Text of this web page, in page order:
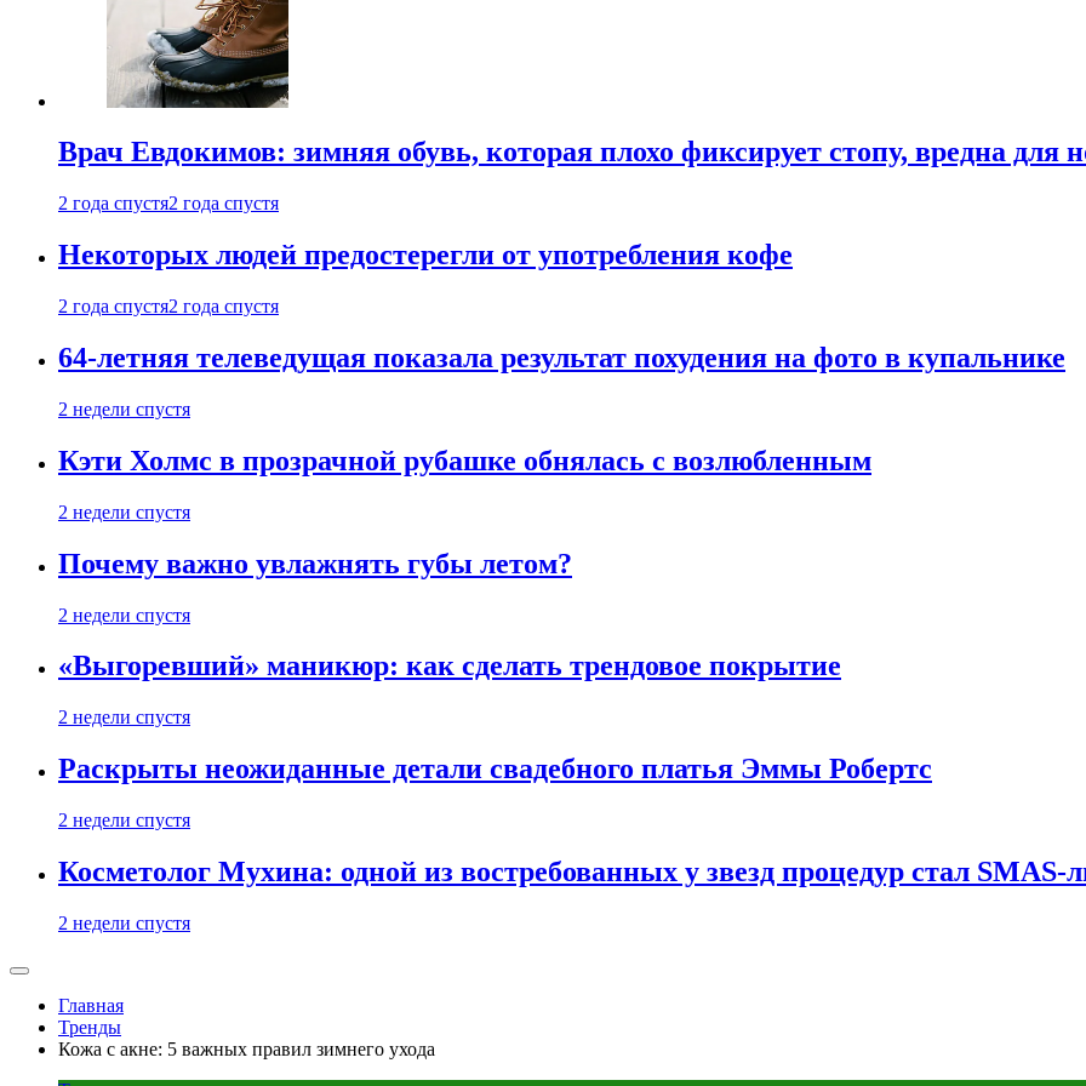
Врач Евдокимов: зимняя обувь, которая плохо фиксирует стопу, вредна для
2 года спустя2 года спустя
Некоторых людей предостерегли от употребления кофе
2 года спустя2 года спустя
64-летняя телеведущая показала результат похудения на фото в купальнике
2 недели спустя
Кэти Холмс в прозрачной рубашке обнялась с возлюбленным
2 недели спустя
Почему важно увлажнять губы летом?
2 недели спустя
«Выгоревший» маникюр: как сделать трендовое покрытие
2 недели спустя
Раскрыты неожиданные детали свадебного платья Эммы Робертс
2 недели спустя
Косметолог Мухина: одной из востребованных у звезд процедур стал SMAS-
2 недели спустя
Главная
Тренды
Кожа с акне: 5 важных правил зимнего ухода